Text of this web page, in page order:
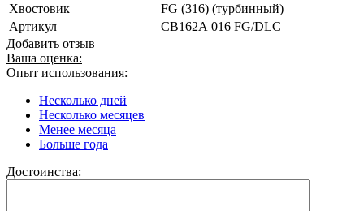
Хвостовик
FG (316) (турбинный)
Артикул
CB162А 016 FG/DLC
Добавить отзыв
Ваша оценка:
Опыт использования:
Несколько дней
Несколько месяцев
Менее месяца
Больше года
Достоинства: